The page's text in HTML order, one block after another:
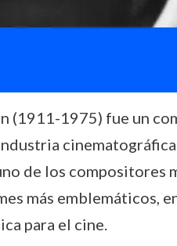
(1911-1975) fue un
de los compositores
más emblemáticos,
para el cine.